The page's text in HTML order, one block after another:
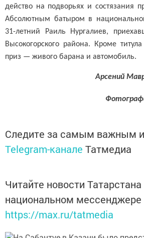
действо на подворьях и состязания
Абсолютным батыром в
31-летний Раиль Нургалиев,
Высокогорского района. Кроме
приз — живого барана и автомобиль.
Арсений
Следите за самым важным
Telegram-канале Татмедиа
Читайте новости Татарстана
национальном
https://max.ru/tatmedia